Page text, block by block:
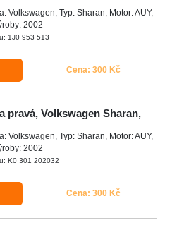
Volkswagen, Typ: Sharan, Motor: AUY,
2002
1J0 953 513
Cena: 300 Kč
pravá, Volkswagen Sharan,
Volkswagen, Typ: Sharan, Motor: AUY,
2002
K0 301 202032
Cena: 300 Kč